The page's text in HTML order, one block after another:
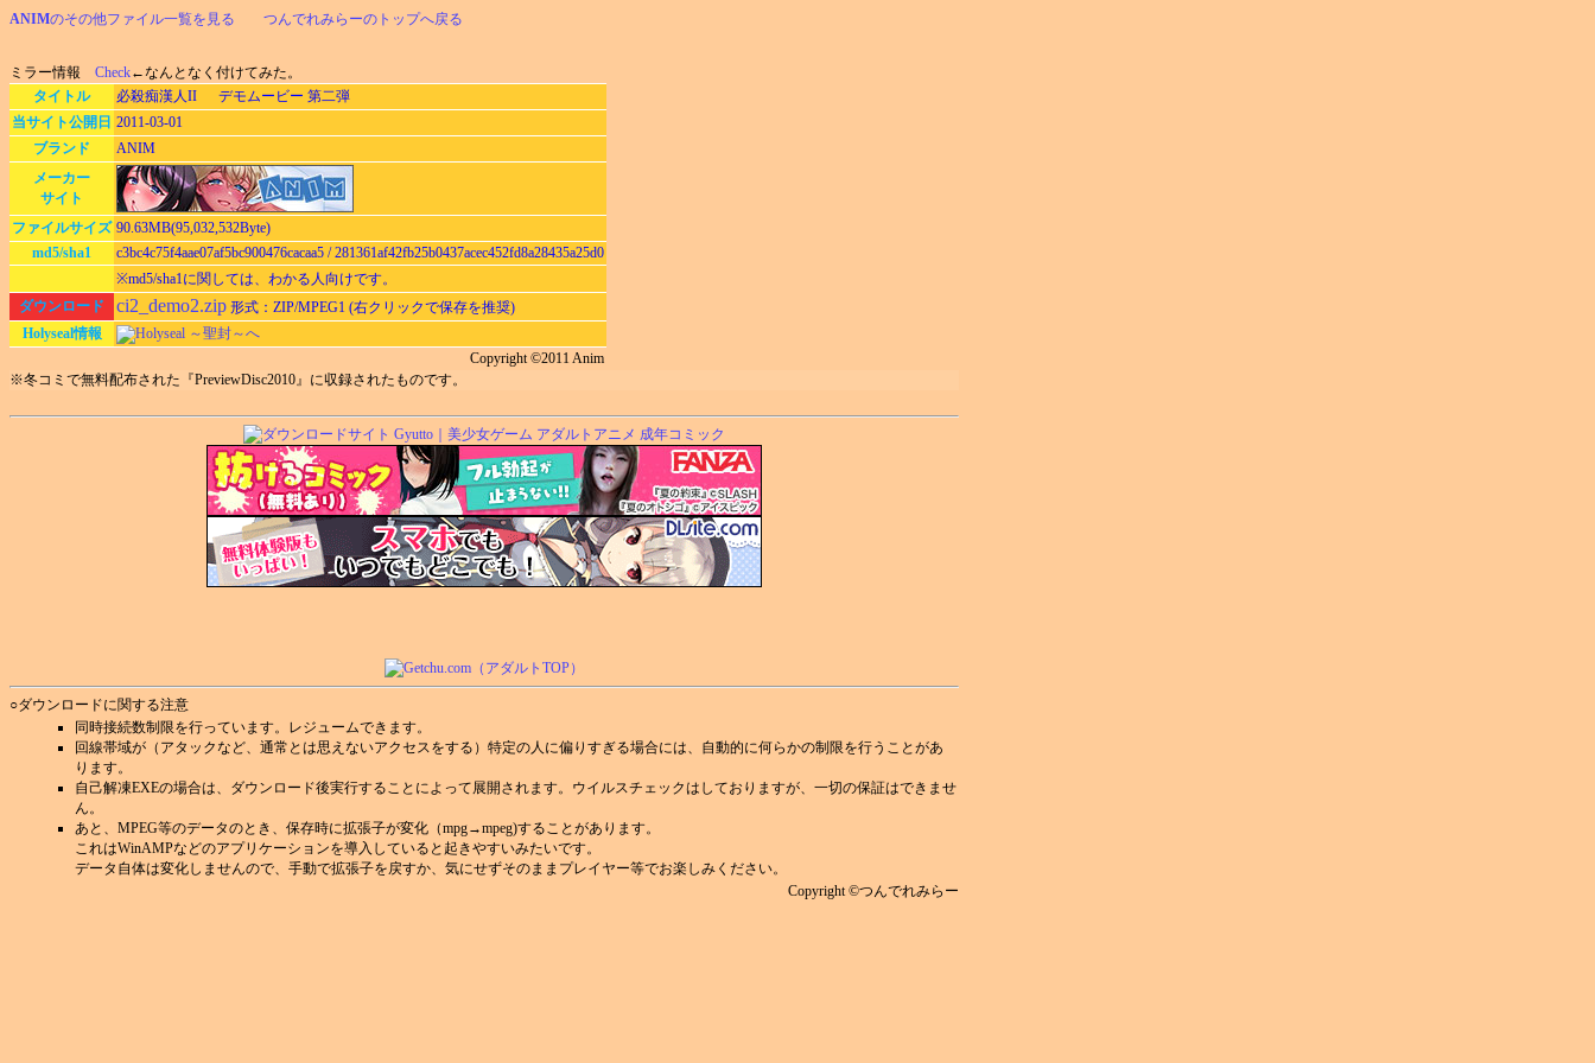
ANIMのその他ファイル一覧を見る つんでれみらーのトップへ戻る
ミラー情報 Check←なんとなく付けてみた。
タイトル
必殺痴漢人II デモムービー 第二弾
当サイト公開日 2011-03-01
ブランド
ANIM
メーカー
サイト
ファイルサイズ 90.63MB(95,032,532Byte)
md5/sha1
c3bc4c75f4aae07af5bc900476cacaa5 / 281361af42fb25b0437acec452fd8a28435a25d0
※md5/sha1に関しては、わかる人向けです。
ダウンロード
ci2_demo2.zip 形式：ZIP/MPEG1 (右クリックで保存を推奨)
Holyseal情報
Holyseal ～聖封～へ
Copyright ©2011 Anim
※冬コミで無料配布された『PreviewDisc2010』に収録されたものです。
○ダウンロードに関する注意
同時接続数制限を行っています。レジュームできます。
回線帯域が（アタックなど、通常とは思えないアクセスをする）特定の人に偏りすぎる場合には、自動的に何らかの制限を行うことがあ
ります。
自己解凍EXEの場合は、ダウンロード後実行することによって展開されます。ウイルスチェックはしておりますが、一切の保証はできませ
ん。
あと、MPEG等のデータのとき、保存時に拡張子が変化（mpg→mpeg)することがあります。
これはWinAMPなどのアプリケーションを導入していると起きやすいみたいです。
データ自体は変化しませんので、手動で拡張子を戻すか、気にせずそのままプレイヤー等でお楽しみください。
Copyright ©つんでれみらー